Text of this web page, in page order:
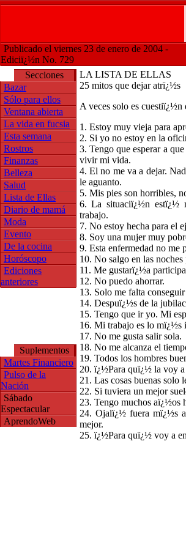
Publicado el viernes 23 de enero de 2004 -
Ediciï¿½n No. 729
Secciones
Bazar
Sólo para ellos
Ventana abierta
La vida en fucsia
Esta semana
Rostros
Finanzas
Belleza
Salud
Lista de Ellas
Diario de mamá
Moda
Evento
De la cocina
Horóscopo
Ediciones
anteriores
Suplementos
Martes Financiero
Pulso de la
Nación
Sábado
Espectacular
AprendoWeb
LA LISTA DE ELLAS
25 mitos que dejar atrï¿½s
A veces solo es cuestiï¿½n
1. Estoy muy vieja para
2. Si yo no estoy en la
3. Tengo que esperar a
vivir mi vida.
4. El no me va a dejar.
le aguanto.
5. Mis pies son horribles,
6. La situaciï¿½n estï¿½
trabajo.
7. No estoy hecha para el
8. Soy una mujer muy
9. Esta enfermedad no me
10. No salgo en las
11. Me gustarï¿½a
12. No puedo ahorrar.
13. Solo me falta
14. Despuï¿½s de la
15. Tengo que ir yo. Mi
16. Mi trabajo es lo mï¿½s
17. No me gusta salir sola.
18. No me alcanza el
19. Todos los hombres
20. ï¿½Para quï¿½ la voy a
21. Las cosas buenas solo
22. Si tuviera un mejor
23. Tengo muchos aï¿½os
24. Ojalï¿½ fuera mï¿½s
mejor.
25. ï¿½Para quï¿½ voy a